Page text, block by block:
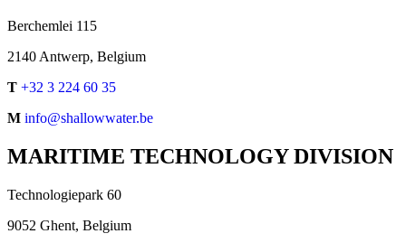
Berchemlei 115
2140 Antwerp, Belgium
T +32 3 224 60 35
M info@shallowwater.be
MARITIME TECHNOLOGY DIVISION
Technologiepark 60
9052 Ghent, Belgium